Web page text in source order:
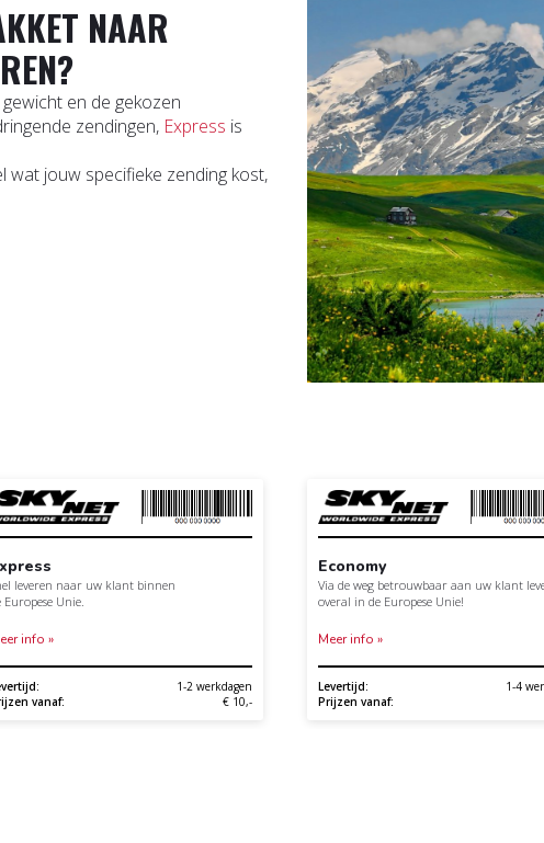
NAAR
en de gekozen
zendingen, Express is
wat jouw specifieke zending kost,
leveren naar uw klant binnen
Europese Unie.
info »
1-2 werkdagen
vanaf:
€ 10,-
Economy
Via de weg betrouwbaar aan uw klant
overal in de Europese Unie!
Meer info »
Levertijd:
1-4
Prijzen vanaf: